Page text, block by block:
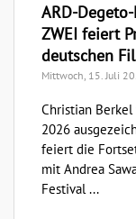
ARD-
ZWEI feiert
deutschen
Mittwoch, 15. Juli
Christian
2026
feiert die
mit Andrea
Festival ...